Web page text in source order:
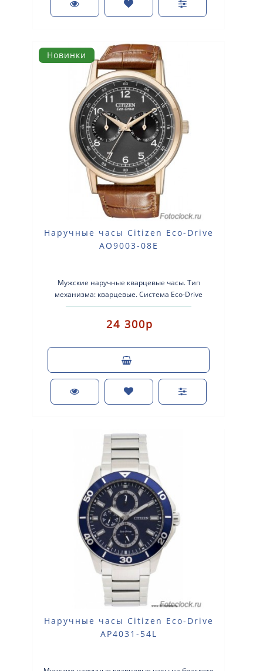
Новинки
Наручные часы Citizen Eco-Drive
AO9003-08E
Мужские наручные кварцевые часы. Тип
механизма: кварцевые. Система Eco-Drive
(аккумулятор с питанием от световой энергии..
24 300р
Наручные часы Citizen Eco-Drive
AP4031-54L